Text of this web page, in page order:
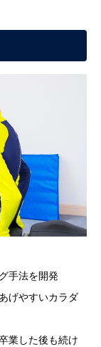
手法を開発
げやすいカラダ
業した後も続け